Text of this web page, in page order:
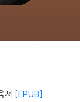
서 EPUB